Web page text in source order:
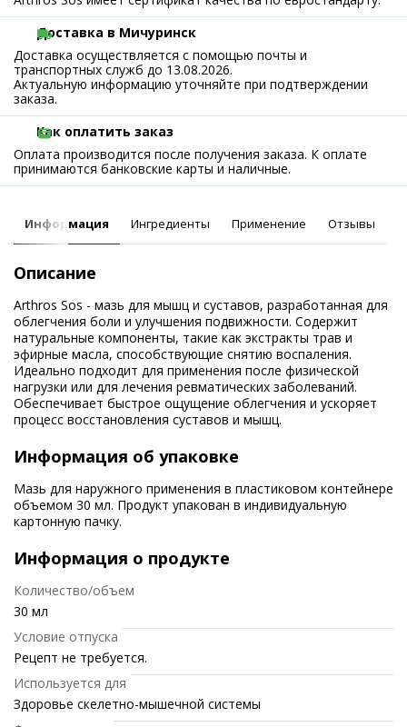
Доставка в Мичуринск
Доставка осуществляется с помощью почты и
транспортных служб до 13.08.2026.
Актуальную информацию уточняйте при подтверждении
заказа.
Как оплатить заказ
Оплата производится после получения заказа. К оплате
принимаются банковские карты и наличные.
Информация Ингредиенты Применение Отзывы
Описание
Arthros Sos - мазь для мышц и суставов, разработанная для
облегчения боли и улучшения подвижности. Содержит
натуральные компоненты, такие как экстракты трав и
эфирные масла, способствующие снятию воспаления.
Идеально подходит для применения после физической
нагрузки или для лечения ревматических заболеваний.
Обеспечивает быстрое ощущение облегчения и ускоряет
процесс восстановления суставов и мышц.
Информация об упаковке
Мазь для наружного применения в пластиковом контейнере
объемом 30 мл. Продукт упакован в индивидуальную
картонную пачку.
Информация о продукте
Количество/объем
30 мл
Условие отпуска
Рецепт не требуется.
Используется для
Здоровье скелетно-мышечной системы